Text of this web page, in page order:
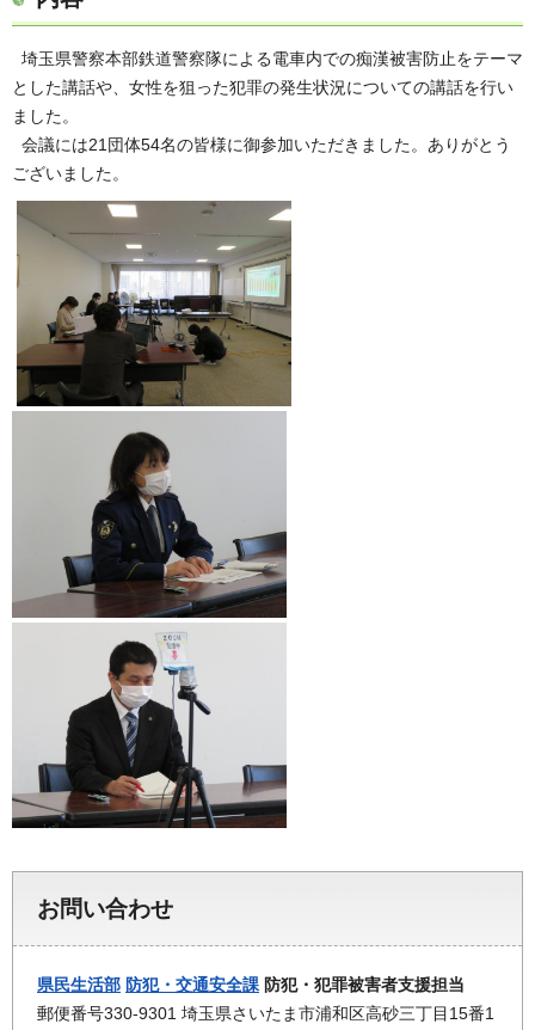
埼玉県警察本部鉄道警察隊による電車内での痴漢被害防止をテーマ
とした講話や、女性を狙った犯罪の発生状況についての講話を行い
ました。
会議には21団体54名の皆様に御参加いただきました。ありがとう
ございました。
お問い合わせ
県民生活部 防犯・交通安全課 防犯・犯罪被害者支援担当
郵便番号330-9301 埼玉県さいたま市浦和区高砂三丁目15番1